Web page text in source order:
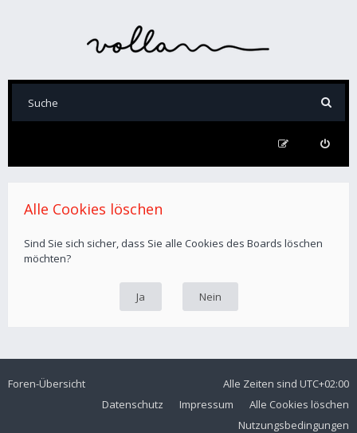
Alle Cookies löschen
Sind Sie sich sicher, dass Sie alle Cookies des Boards löschen
möchten?
Foren-Übersicht Alle Zeiten sind UTC+02:00
Alle Cookies löschen
Impressum
Datenschutz
Nutzungsbedingungen